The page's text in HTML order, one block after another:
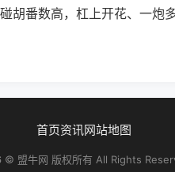
胡番数高，杠上开花、一炮
首页资讯网站地图
© 盟牛网 版权所有 All Rights